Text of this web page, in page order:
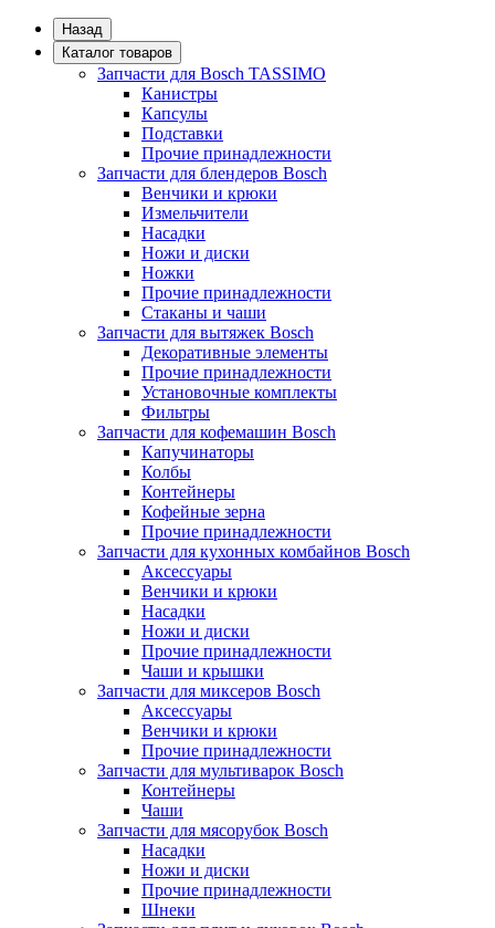
Назад
Каталог товаров
Запчасти для Bosch TASSIMO
Канистры
Капсулы
Подставки
Прочие принадлежности
Запчасти для блендеров Bosch
Венчики и крюки
Измельчители
Насадки
Ножи и диски
Ножки
Прочие принадлежности
Стаканы и чаши
Запчасти для вытяжек Bosch
Декоративные элементы
Прочие принадлежности
Установочные комплекты
Фильтры
Запчасти для кофемашин Bosch
Капучинаторы
Колбы
Контейнеры
Кофейные зерна
Прочие принадлежности
Запчасти для кухонных комбайнов Bosch
Аксессуары
Венчики и крюки
Насадки
Ножи и диски
Прочие принадлежности
Чаши и крышки
Запчасти для миксеров Bosch
Аксессуары
Венчики и крюки
Прочие принадлежности
Запчасти для мультиварок Bosch
Контейнеры
Чаши
Запчасти для мясорубок Bosch
Насадки
Ножи и диски
Прочие принадлежности
Шнеки